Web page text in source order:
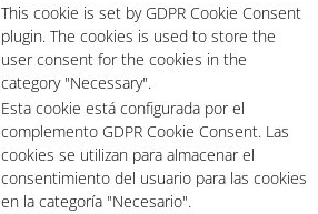
This cookie is set by GDPR Cookie Consent
plugin. The cookies is used to store the
user consent for the cookies in the
category "Necessary".
Esta cookie está configurada por el
complemento GDPR Cookie Consent. Las
cookies se utilizan para almacenar el
consentimiento del usuario para las cookies
en la categoría "Necesario".